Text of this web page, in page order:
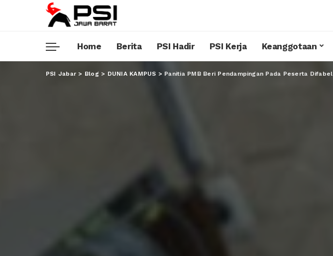
Home Berita PSI Hadir PSI Kerja Keanggotaan
PSI Jabar > Blog > DUNIA KAMPUS > Panitia PMB Beri Pendampingan Pada Peserta Difabel